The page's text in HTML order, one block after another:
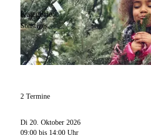
Kategorie:
Sonstiges
2 Termine
Di 20. Oktober 2026
09:00 bis 14:00 Uhr